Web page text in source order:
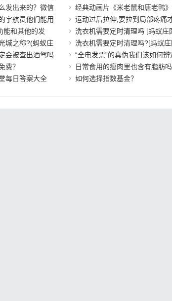
发出来的？微信
经典动画片《米老鼠和唐老鸭》
宇航员他们能用
运动过后拉伸,要拉到局部疼痛
能和其他的发
洗衣机需要定时清理吗 [蚂蚁庄
城之称?(蚂蚁庄
洗衣机需要定时清理吗?[蚂蚁庄
会被查出酒驾吗
“全电发票”的真伪我们该如何辨
费？
日常食用的瘦肉里也含有脂肪
每日答案大全 如何选择指数基金？